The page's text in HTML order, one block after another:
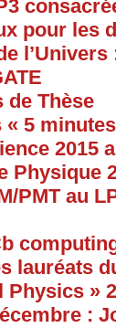
pour les
de Thèse
5
2015
Physique
PMT au
lauréats
Physics »
: